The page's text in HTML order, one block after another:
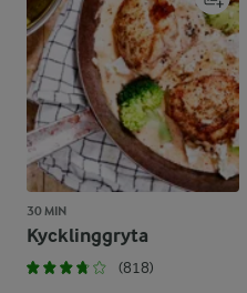
30 MIN
Kycklinggryta
(818)